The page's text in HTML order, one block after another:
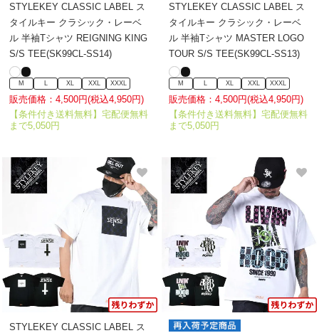
STYLEKEY CLASSIC LABEL ス
タイルキー クラシック・レーベ
ル 半袖Tシャツ REIGNING KING
S/S TEE(SK99CL-SS14)
M XL XXL XXXL
販売価格：4,500円(税込4,950円)
【条件付き送料無料】宅配便無料
まで5,050円
STYLEKEY CLASSIC LABEL ス
タイルキー クラシック・レーベ
ル 半袖Tシャツ MASTER LOGO
TOUR S/S TEE(SK99CL-SS13)
M XL XXL XXXL
販売価格：4,500円(税込4,950円)
【条件付き送料無料】宅配便無料
まで5,050円
STYLEKEY CLASSIC LABEL ス